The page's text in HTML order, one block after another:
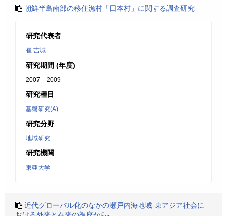
朝鮮半島南部の移住漁村「日本村」に関する調査研究
研究代表者
崔 吉城
研究期間 (年度)
2007 – 2009
研究種目
基盤研究(A)
研究分野
地域研究
研究機関
東亜大学
近代グローバル化のなかの瀬戸内海地域-東アジア社会に